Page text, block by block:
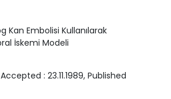
Kan Embolisi Kullanılarak
İskemi Modeli
: 23.11.1989, Published